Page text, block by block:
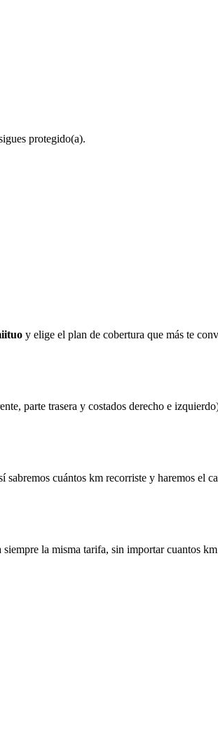
protegido(a).
y elige el plan de cobertura que más te
parte trasera y costados derecho e
sabremos cuántos km recorriste y haremos el
siempre la misma tarifa, sin importar cuantos